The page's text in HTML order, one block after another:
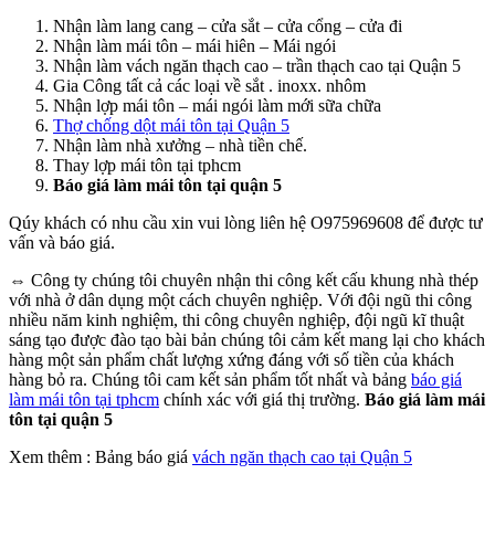
Nhận làm lang cang – cửa sắt – cửa cổng – cửa đi
Nhận làm mái tôn – mái hiên – Mái ngói
Nhận làm vách ngăn thạch cao – trần thạch cao tại Quận 5
Gia Công tất cả các loại về sắt . inoxx. nhôm
Nhận lợp mái tôn – mái ngói làm mới sữa chữa
Thợ chống dột mái tôn tại Quận 5
Nhận làm nhà xưởng – nhà tiền chế.
Thay lợp mái tôn tại tphcm
Báo giá làm mái tôn tại quận 5
Qúy khách có nhu cầu xin vui lòng liên hệ O975969608 để được tư
vấn và báo giá.
⇔ Công ty chúng tôi chuyên nhận thi công kết cấu khung nhà thép
với nhà ở dân dụng một cách chuyên nghiệp. Với đội ngũ thi công
nhiều năm kinh nghiệm, thi công chuyên nghiệp, đội ngũ kĩ thuật
sáng tạo được đào tạo bài bản chúng tôi cảm kết mang lại cho khách
hàng một sản phẩm chất lượng xứng đáng với số tiền của khách
hàng bỏ ra. Chúng tôi cam kết sản phẩm tốt nhất và bảng báo giá
làm mái tôn tại tphcm chính xác với giá thị trường. Báo giá làm mái
tôn tại quận 5
Xem thêm : Bảng báo giá vách ngăn thạch cao tại Quận 5